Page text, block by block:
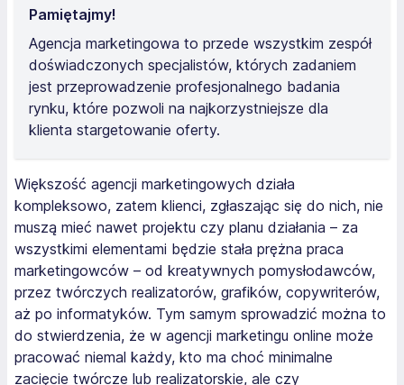
Pamiętajmy!
Agencja marketingowa to przede wszystkim zespół
doświadczonych specjalistów, których zadaniem
jest przeprowadzenie profesjonalnego badania
rynku, które pozwoli na najkorzystniejsze dla
klienta stargetowanie oferty.
Większość agencji marketingowych działa
kompleksowo, zatem klienci, zgłaszając się do nich, nie
muszą mieć nawet projektu czy planu działania – za
wszystkimi elementami będzie stała prężna praca
marketingowców – od kreatywnych pomysłodawców,
przez twórczych realizatorów, grafików, copywriterów,
aż po informatyków. Tym samym sprowadzić można to
do stwierdzenia, że w agencji marketingu online może
pracować niemal każdy, kto ma choć minimalne
zacięcie twórcze lub realizatorskie, ale czy